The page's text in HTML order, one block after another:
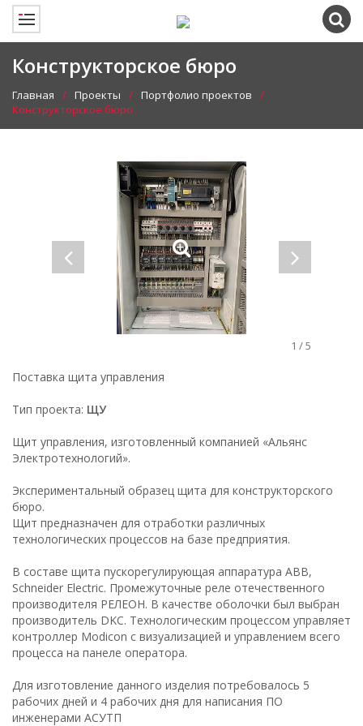
Конструкторское бюро
Главная Проекты
Портфолио проектов
Конструкторское бюро
1 /5
Поставка щита управления
Тип проекта: ЩУ
Щит управления, изготовленный компанией «Альянс
Электротехнологий».
Экспериментальный образец щита для конструкторского
бюро.
Щит предназначен для отработки различных
технологических процессов на базе предприятия.
В составе щита пускорегулирующая аппаратура ABB,
Schneider Electric. Промежуточные реле отечественного
производителя РЕЛЕОН. В качестве оболочки был выбран
производитель DKC. Технологическим процессом управляет
контроллер Modicon с визуализацией и управлением всего
процесса на панеле оператора.
Для изготовление данного изделия потребовалось 5
рабочих дней и 4 рабочих дня для написания ПО
инженерами АСУТП